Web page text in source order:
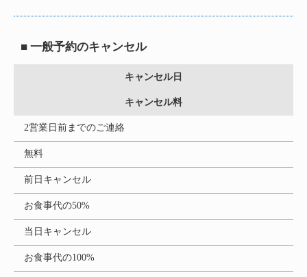
■ 一般予約のキャンセル
キャンセル日
キャンセル料
2営業日前までのご連絡
無料
前日キャンセル
お食事代の50%
当日キャンセル
お食事代の100%